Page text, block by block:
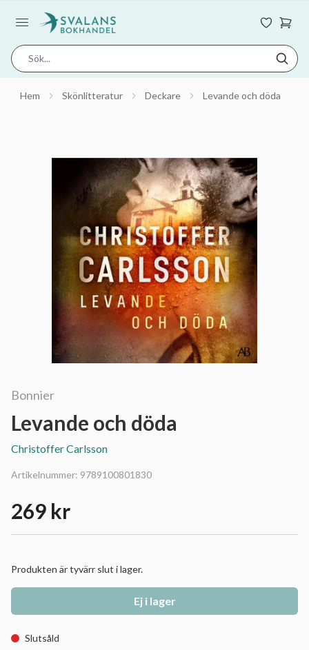
Hem Skönlitteratur Deckare Levande och döda
Bonnier
Levande och döda
Christoffer Carlsson
Artikelnummer: 9789100801830
269 kr
Produkten är tyvärr slut i lager.
Ej i lager
Slutsåld